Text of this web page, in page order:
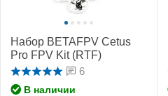
Набор BETAFPV Cetus
Pro FPV Kit (RTF)
6
В наличии